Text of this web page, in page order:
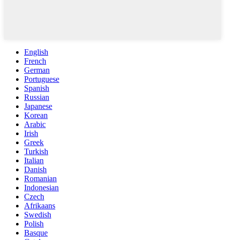
English
French
German
Portuguese
Spanish
Russian
Japanese
Korean
Arabic
Irish
Greek
Turkish
Italian
Danish
Romanian
Indonesian
Czech
Afrikaans
Swedish
Polish
Basque